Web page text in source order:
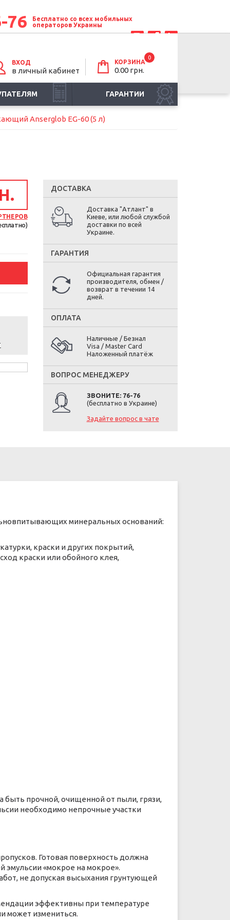
76
Бесплатно со всех мобильных
операторов Украины
ВХОД
в личный кабинет
КОРЗИНА
0
0.00 грн.
ГАРАНТИИ
Anserglob EG-60 (5 л)
ДОСТАВКА
Доставка "Атлант" в
Киеве, или любой службой
доставки по всей
Украине.
ГАРАНТИЯ
Официальная гарантия
производителя, обмен /
возврат в течении 14
дней.
ОПЛАТА
Наличные / Безнал
Visa / Master Card
Наложенный платёж
ВОПРОС МЕНЕДЖЕРУ
ЗВОНИТЕ: 76-76
(бесплатно в Украине)
Задайте вопрос в чате
минеральных оснований:
краски и других покрытий,
краски или обойного клея,
быть прочной, очищенной от пыли, грязи,
необходимо непрочные участки
Готовая поверхность должна
эмульсии «мокрое на мокрое».
не допуская высыхания грунтующей
эффективны при температуре
может измениться.